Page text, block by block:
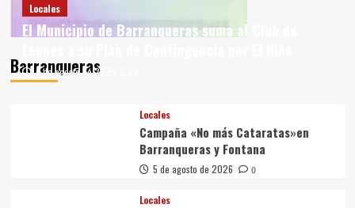
Barranqueras
Locales
El Municipio de Barranqueras suma al Club de
6 de agosto de 2026
Locales
Campaña «No más Cataratas»en
Barranqueras y Fontana
5 de agosto de 2026 0
Locales